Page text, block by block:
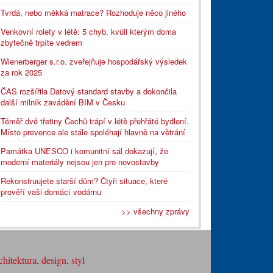
Tvrdá, nebo měkká matrace? Rozhoduje něco jiného
Venkovní rolety v létě: 5 chyb, kvůli kterým doma
zbytečně trpíte vedrem
Wienerberger s.r.o. zveřejňuje hospodářský výsledek
za rok 2025
ČAS rozšířila Datový standard stavby a dokončila
další milník zavádění BIM v Česku
Téměř dvě třetiny Čechů trápí v létě přehřáté bydlení.
Místo prevence ale stále spoléhají hlavně na větrání
Památka UNESCO i komunitní sál dokazují, že
moderní materiály nejsou jen pro novostavby
Rekonstruujete starší dům? Čtyři situace, které
prověří vaši domácí vodárnu
>> všechny zprávy
design, styl